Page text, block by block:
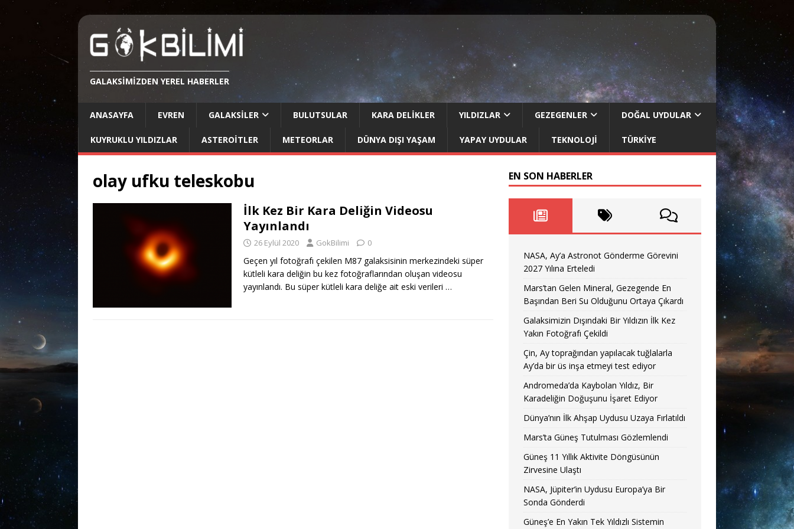
GALAKSIMIZDEN YEREL HABERLER
ANASAYFA EVREN GALAKSILER BULUTSULAR KARA DELIKLER YILDIZLAR GEZEGENLER DOĞAL UYDULAR
KUYRUKLU YILDIZLAR ASTEROITLER METEORLAR DÜNYA DIŞI YAŞAM YAPAY UYDULAR TEKNOLOJI TÜRKIYE
olay ufku teleskobu
İlk Kez Bir Kara Deliğin Videosu
Yayınlandı
26 Eylül 2020 GokBilimi 0
Geçen yıl fotoğrafı çekilen M87 galaksisinin merkezindeki süper
kütleli kara deliğin bu kez fotoğraflarından oluşan videosu
yayınlandı. Bu süper kütleli kara deliğe ait eski verileri …
EN SON HABERLER
NASA, Ay’a Astronot Gönderme Görevini
2027 Yılına Erteledi
Mars’tan Gelen Mineral, Gezegende En
Başından Beri Su Olduğunu Ortaya Çıkardı
Galaksimizin Dışındaki Bir Yıldızın İlk Kez
Yakın Fotoğrafı Çekildi
Çin, Ay toprağından yapılacak tuğlalarla
Ay’da bir üs inşa etmeyi test ediyor
Andromeda’da Kaybolan Yıldız, Bir
Karadeliğin Doğuşunu İşaret Ediyor
Dünya’nın İlk Ahşap Uydusu Uzaya Fırlatıldı
Mars’ta Güneş Tutulması Gözlemlendi
Güneş 11 Yıllık Aktivite Döngüsünün
Zirvesine Ulaştı
NASA, Jüpiter’in Uydusu Europa’ya Bir
Sonda Gönderdi
Güneş’e En Yakın Tek Yıldızlı Sistemin